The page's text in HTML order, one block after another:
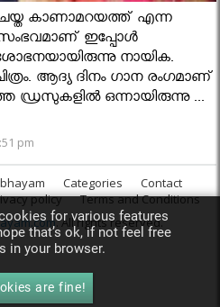
കാണാമറയത്ത് എന്ന
സംഭവമാണ് ഇപ്പോള്‍
നായിക.
ആദ്യ ദിനം ഗാന രംഗമാണ്
ഡ്രസുകളില്‍ ഒന്നായിരുന്നു ...
pm
Categories
Contact
policy
Terms and Conditions
. All rights reserved.
for various features
that’s ok, if not feel free
in your browser.
are fine!